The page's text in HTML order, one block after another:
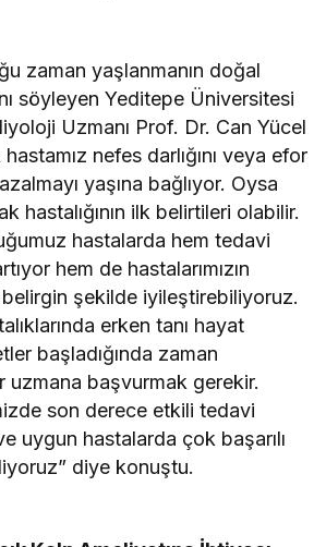
zaman yaşlanmanın doğal
söyleyen Yeditepe Üniversitesi
Uzmanı Prof. Dr. Can Yücel
nefes darlığını veya efor
yaşına bağlıyor. Oysa
hastalığının ilk belirtileri olabilir.
hastalarda hem tedavi
hem de hastalarımızın
şekilde iyileştirebiliyoruz.
erken tanı hayat
başladığında zaman
uzmana başvurmak gerekir.
son derece etkili tedavi
uygun hastalarda çok başarılı
diye konuştu.